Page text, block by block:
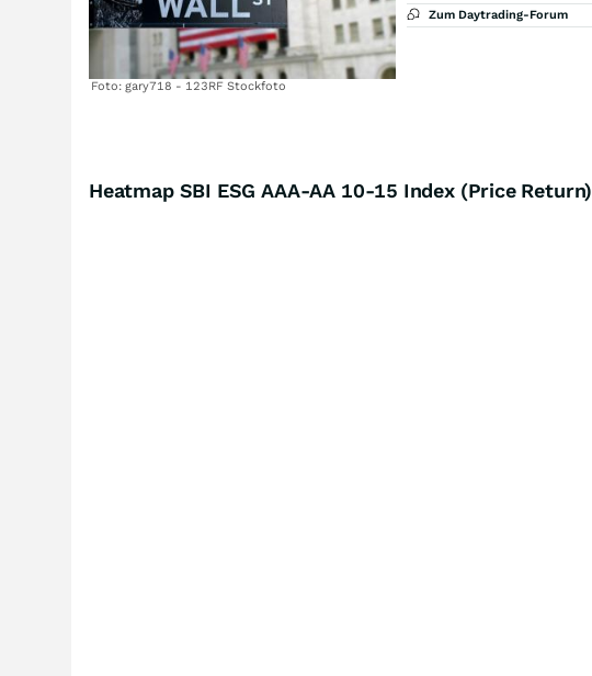
Foto: gary718 - 123RF Stockfoto
Zum Daytrading-Forum
Heatmap SBI ESG AAA-AA 10-15 Index (Price Return)